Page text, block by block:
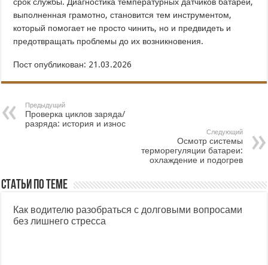
выполненная грамотно, становится тем инструментом,
который помогает не просто чинить, но и предвидеть и
предотвращать проблемы до их возникновения.
Пост опубликован: 21.03.2026
Предыдущий
Проверка циклов заряда/
разряда: история и износ
Следующий
Осмотр системы
терморегуляции батареи:
охлаждение и подогрев
Статьи по теме
Как водителю разобраться с долговыми вопросами
без лишнего стресса